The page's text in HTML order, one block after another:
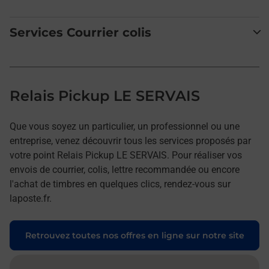
Services Courrier colis
Relais Pickup LE SERVAIS
Que vous soyez un particulier, un professionnel ou une
entreprise, venez découvrir tous les services proposés par
votre point Relais Pickup LE SERVAIS. Pour réaliser vos
envois de courrier, colis, lettre recommandée ou encore
l'achat de timbres en quelques clics, rendez-vous sur
laposte.fr.
Retrouvez toutes nos offres en ligne sur notre site